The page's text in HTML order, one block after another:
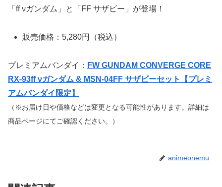
「ff νガンダム」と「FF サザビー」が登場！
販売価格：5,280円（税込）
プレミアムバンダイ： FW GUNDAM CONVERGE CORE
RX-93ff νガンダム & MSN-04FF サザビーセット【プレミ
アムバンダイ限定】
（※お届け日や価格などは変更となる可能性があります。詳細は
商品ページにてご確認ください。）
animeonemu